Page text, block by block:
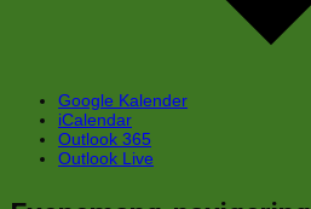
Google Kalender
iCalendar
Outlook 365
Outlook Live